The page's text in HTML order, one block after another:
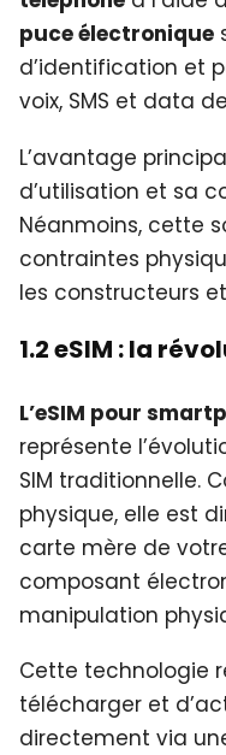
puce électronique
d’identification et
voix, SMS et data
L’avantage
d’utilisation et sa
Néanmoins, cette
contraintes
les constructeurs
1.2 eSIM : la
L’eSIM pour
représente
SIM traditionnelle.
physique, elle est
carte mère de
composant
manipulation
Cette technologie
télécharger et
directement via